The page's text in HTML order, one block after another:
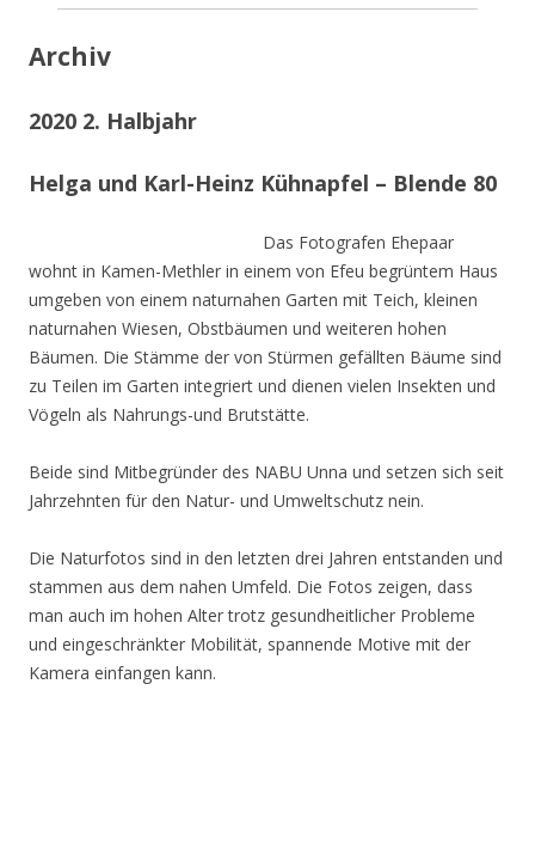
Archiv
2020 2. Halbjahr
Helga und Karl-Heinz Kühnapfel – Blende 80
Das Fotografen Ehepaar
wohnt in Kamen-Methler in einem von Efeu begrüntem Haus
umgeben von einem naturnahen Garten mit Teich, kleinen
naturnahen Wiesen, Obstbäumen und weiteren hohen
Bäumen. Die Stämme der von Stürmen gefällten Bäume sind
zu Teilen im Garten integriert und dienen vielen Insekten und
Vögeln als Nahrungs-und Brutstätte.
Beide sind Mitbegründer des NABU Unna und setzen sich seit
Jahrzehnten für den Natur- und Umweltschutz nein.
Die Naturfotos sind in den letzten drei Jahren entstanden und
stammen aus dem nahen Umfeld. Die Fotos zeigen, dass
man auch im hohen Alter trotz gesundheitlicher Probleme
und eingeschränkter Mobilität, spannende Motive mit der
Kamera einfangen kann.